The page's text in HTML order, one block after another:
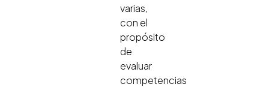
varias,
con el
propósito
de
evaluar
competencias